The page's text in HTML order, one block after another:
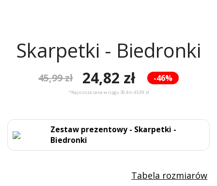
Skarpetki - Biedronki
-46%
45,99 zł 24,82 zł
*Najniższa cena w ciągu 30 dni 45,99 zł
Zestaw prezentowy - Skarpetki -
Biedronki
Tabela rozmiarów